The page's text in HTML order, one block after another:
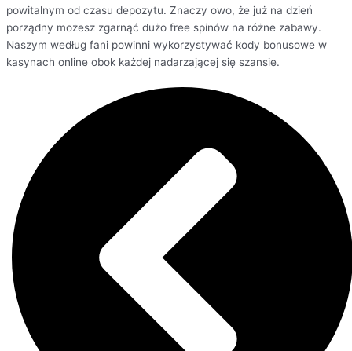
powitalnym od czasu depozytu​. Znaczy owo, że już na dzień
porządny możesz zgarnąć dużo free spinów na różne zabawy.
Naszym według fani powinni wykorzystywać kody bonusowe w
kasynach online obok każdej nadarzającej się szansie.